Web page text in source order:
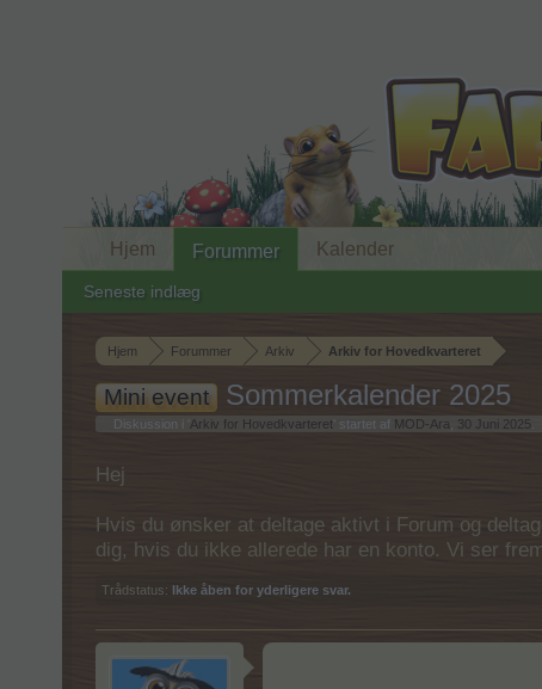
Hjem Forummer Arkiv Arkiv for Hovedkvarteret
Mini event Sommerkalender 2025
Diskussion i ' Arkiv for Hovedkvarteret ' startet af MOD-Ara 30 Juni 2025
Hej
Hvis du ønsker at deltage aktivt i Forum og
dig, hvis du ikke allerede har en konto. Vi ser
Trådstatus: Ikke åben for yderligere svar.
Hjem Forummer
Seneste indlæg
Kalender